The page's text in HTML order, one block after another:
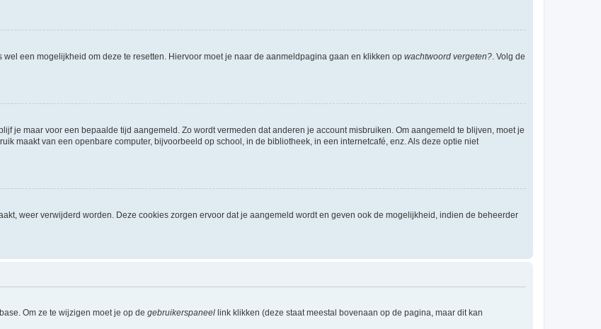
een mogelijkheid om deze te resetten. Hiervoor moet je naar de aanmeldpagina gaan en klikken op wachtwoord vergeten? . Volg de
je maar voor een bepaalde tijd aangemeld. Zo wordt vermeden dat anderen je account misbruiken. Om aangemeld te blijven, moet je
maakt van een openbare computer, bijvoorbeeld op school, in de bibliotheek, in een internetcafé, enz. Als deze optie niet
weer verwijderd worden. Deze cookies zorgen ervoor dat je aangemeld wordt en geven ook de mogelijkheid, indien de beheerder
Om ze te wijzigen moet je op de gebruikerspaneel link klikken (deze staat meestal bovenaan op de pagina, maar dit kan